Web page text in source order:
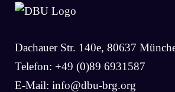
Dachauer Str. 140e, 80637
Telefon: +49 (0)89 6931587
E-Mail: info@dbu-brg.org